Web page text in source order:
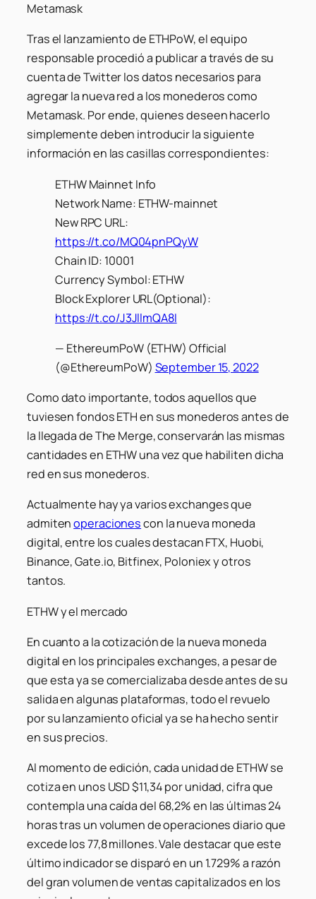
Metamask
Tras el lanzamiento de ETHPoW, el equipo
responsable procedió a publicar a través de su
cuenta de Twitter los datos necesarios para
agregar la nueva red a los monederos como
Metamask. Por ende, quienes deseen hacerlo
simplemente deben introducir la siguiente
información en las casillas correspondientes:
ETHW Mainnet Info
Network Name: ETHW-mainnet
New RPC URL:
https://t.co/MQ04pnPQyW
Chain ID: 10001
Currency Symbol: ETHW
Block Explorer URL(Optional):
https://t.co/J3JllmQA8I
— EthereumPoW (ETHW) Official
(@EthereumPoW) September 15, 2022
Como dato importante, todos aquellos que
tuviesen fondos ETH en sus monederos antes de
la llegada de The Merge, conservarán las mismas
cantidades en ETHW una vez que habiliten dicha
red en sus monederos.
Actualmente hay ya varios exchanges que
admitenoperacionescon la nueva moneda
digital, entre los cuales destacan FTX, Huobi,
Binance, Gate.io, Bitfinex, Poloniex y otros
tantos.
ETHW y el mercado
En cuanto a la cotización de la nueva moneda
digital en los principales exchanges, a pesar de
que esta ya se comercializaba desde antes de su
salida en algunas plataformas, todo el revuelo
por su lanzamiento oficial ya se ha hecho sentir
en sus precios.
Al momento de edición, cada unidad de ETHW se
cotiza en unos USD $11,34 por unidad, cifra que
contempla una caída del 68,2% en las últimas 24
horas tras un volumen de operaciones diario que
excede los 77,8 millones. Vale destacar que este
último indicador se disparó en un 1.729% a razón
del gran volumen de ventas capitalizados en los